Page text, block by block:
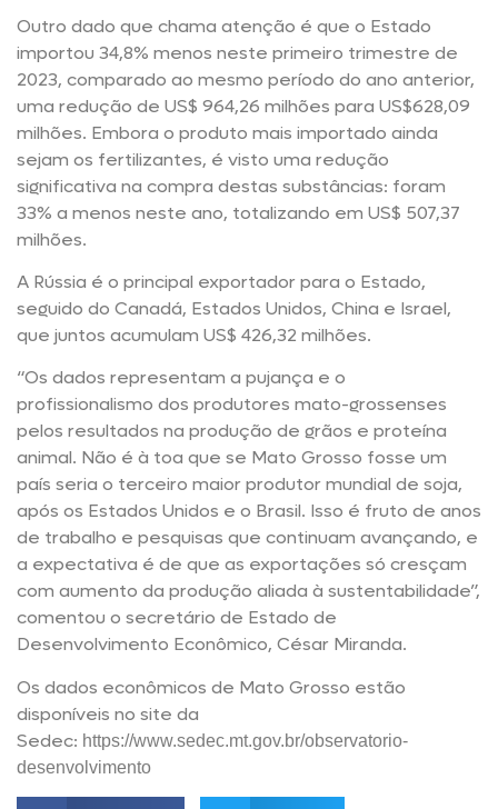
Outro dado que chama atenção é que o Estado
importou 34,8% menos neste primeiro trimestre de
2023, comparado ao mesmo período do ano anterior,
uma redução de US$ 964,26 milhões para US$628,09
milhões. Embora o produto mais importado ainda
sejam os fertilizantes, é visto uma redução
significativa na compra destas substâncias: foram
33% a menos neste ano, totalizando em US$ 507,37
milhões.
A Rússia é o principal exportador para o Estado,
seguido do Canadá, Estados Unidos, China e Israel,
que juntos acumulam US$ 426,32 milhões.
“Os dados representam a pujança e o
profissionalismo dos produtores mato-grossenses
pelos resultados na produção de grãos e proteína
animal. Não é à toa que se Mato Grosso fosse um
país seria o terceiro maior produtor mundial de soja,
após os Estados Unidos e o Brasil. Isso é fruto de anos
de trabalho e pesquisas que continuam avançando, e
a expectativa é de que as exportações só cresçam
com aumento da produção aliada à sustentabilidade”,
comentou o secretário de Estado de
Desenvolvimento Econômico, César Miranda.
Os dados econômicos de Mato Grosso estão
disponíveis no site da
Sedec: https://www.sedec.mt.gov.br/observatorio-
desenvolvimento